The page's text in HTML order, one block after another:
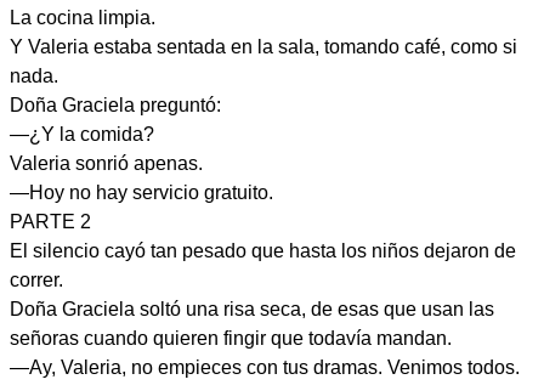
La cocina limpia.
Y Valeria estaba sentada en la sala, tomando café, como si
nada.
Doña Graciela preguntó:
—¿Y la comida?
Valeria sonrió apenas.
—Hoy no hay servicio gratuito.
PARTE 2
El silencio cayó tan pesado que hasta los niños dejaron de
correr.
Doña Graciela soltó una risa seca, de esas que usan las
señoras cuando quieren fingir que todavía mandan.
—Ay, Valeria, no empieces con tus dramas. Venimos todos.